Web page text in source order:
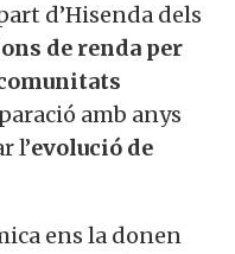
d’Hisenda dels
de renda per
amb anys
l’evolució de
ens la donen